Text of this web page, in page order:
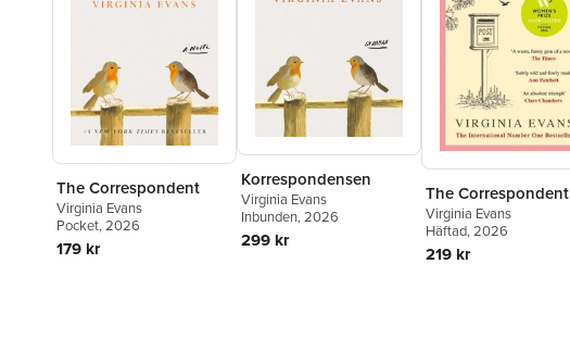
The Correspondent
Virginia Evans
Pocket, 2026
179 kr
Korrespondensen
Virginia Evans
Inbunden, 2026
299 kr
The Correspondent
Virginia Evans
Häftad, 2026
219 kr